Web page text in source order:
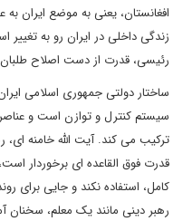
افغانستان، یعنی به موضع ایران
زندگی داخلی در ایران رو به تغییر
رئیسی، قدرت از دست اصلاح
ساختار دولتی جمهوری اسلامی
سیستم کنترل و توازن است و
قدرت فوق القاعده ای برخوردار
کامل، استفاده نکند و جایی برای
رهبر دینی مانند یک معلم، سخنان